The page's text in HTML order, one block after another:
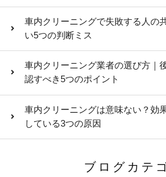
車内クリーニングで失敗する人の
い5つの判断ミス
車内クリーニング業者の選び方｜
認すべき5つのポイント
車内クリーニングは意味ない？効
している3つの原因
ブログカテ